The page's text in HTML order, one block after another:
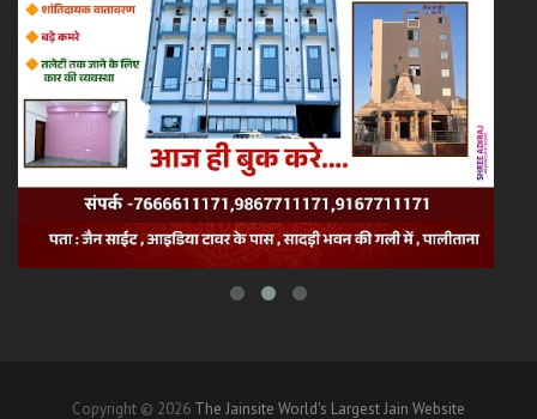
Copyright © 2026 The Jainsite World's Largest Jain Website